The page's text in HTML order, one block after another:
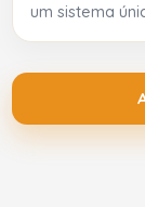
um sistema